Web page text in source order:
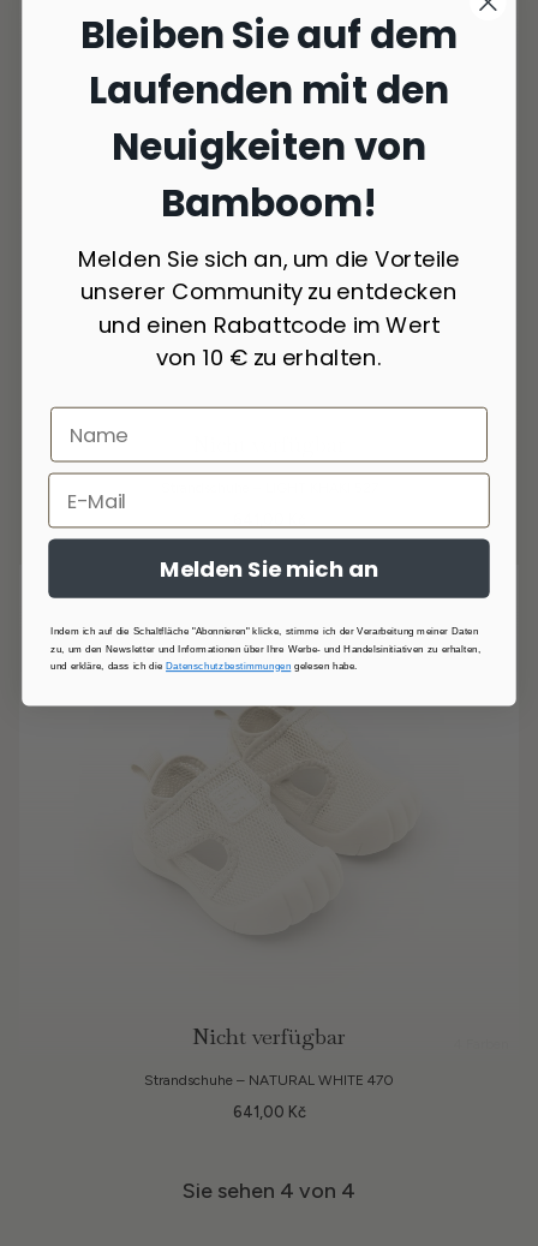
Nicht verfügbar
Strandschuhe – NATURAL WHITE 470
641,00 Kč
Sie sehen 4 von 4
Bleiben Sie auf dem
Laufenden mit den
Neuigkeiten von
Bamboom!
Melden Sie sich an, um die Vorteile
unserer Community zu entdecken
und einen Rabattcode im Wert
von 10 € zu erhalten.
Melden Sie mich an
Indem ich auf die Schaltfläche "Abonnieren" klicke, stimme ich der Verarbeitung meiner Daten
zu, um den Newsletter und Informationen über Ihre Werbe- und Handelsinitiativen zu erhalten,
und erkläre, dass ich dieDatenschutzbestimmungen gelesen habe.